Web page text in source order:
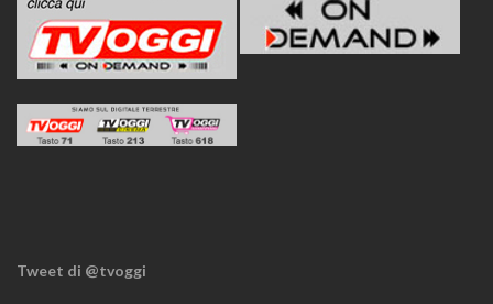
Tweet di @tvoggi